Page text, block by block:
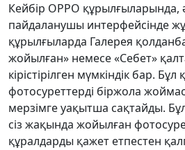
Кейбір OPPO құрылғыларында,
пайдаланушы интерфейсінде
құрылғыларда Галерея
жойылған» немесе «Себет»
кірістірілген мүмкіндік бар.
фотосуреттерді біржола
мерзімге уақытша сақтайды.
сіз жақында жойылған
құралдарды қажет етпестен
Тіл
English